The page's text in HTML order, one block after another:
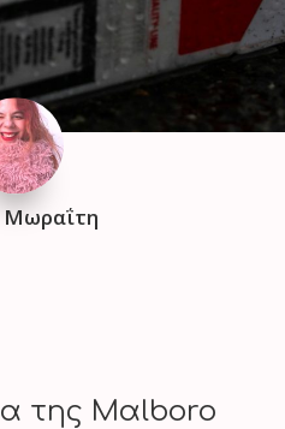
Μωραΐτη
της Mαlboro